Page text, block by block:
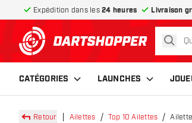
Expédition dans les 24 heures Livraison
retour à la page
CATÉGORIES LAUNCHES
Retour Ailettes Top 10 Ailettes